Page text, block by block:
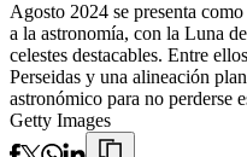
Agosto 2024 se presenta
a la astronomía, con la Luna
celestes destacables. Entre
Perseidas y una alineación
astronómico para no perderse
Getty Images